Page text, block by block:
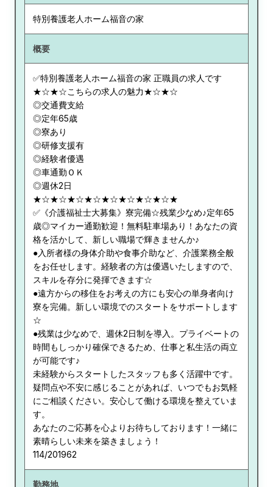
特別養護老人ホーム福音の家
概要
✅特別養護老人ホーム福音の家 正職員の求人です
★☆★☆こちらの求人の魅力★☆★☆
◎交通費支給
◎定年65歳
◎寮あり
◎研修支援有
◎経験者優遇
◎車通勤ＯＫ
◎週休2日
★☆★☆★☆★☆★☆★☆★☆★☆★
✅《介護福祉士大募集》寮完備☆残業少なめ♪定年65
歳◎マイカー通勤歓迎！無料駐車場あり！あなたの資
格を活かして、新しい職場で輝きませんか♪
●入所者様の身体介助や食事介助など、介護業務全般
をお任せします。経験者の方は優遇いたしますので、
スキルを存分に発揮できます☆
●遠方からの移住をお考えの方にも安心の単身者向け
寮を完備。新しい環境でのスタートをサポートします
☆
●残業は少なめで、週休2日制を導入。プライベートの
時間もしっかり確保できるため、仕事と私生活の両立
が可能です♪
未経験からスタートしたスタッフも多く活躍中です。
疑問点や不安に感じることがあれば、いつでもお気軽
にご相談ください。安心して働ける環境を整えていま
す。
あなたのご応募を心よりお待ちしております！一緒に
素晴らしい未来を築きましょう！
114/201962
勤務地